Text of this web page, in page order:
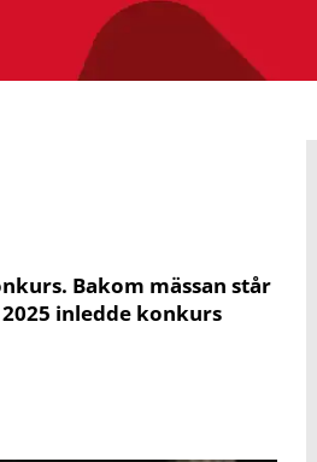
Bakom mässan står
inledde konkurs